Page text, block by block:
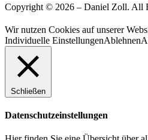
Copyright © 2026 – Daniel Zoll. All
Wir nutzen Cookies auf unserer
Individuelle EinstellungenAblehnen
Schließen
Datenschutzeinstellungen